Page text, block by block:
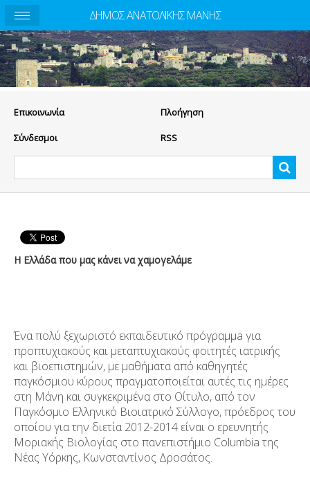
Eπικοινωνία Πλοήγηση
Σύνδεσμοι RSS
Η Ελλάδα που μας κάνει να χαμογελάμε
Ένα πολύ ξεχωριστό εκπαιδευτικό πρόγραμμa για
προπτυχιακούς και μεταπτυχιακούς φοιτητές ιατρικής
και βιοεπιστημών, με μαθήματα από καθηγητές
παγκόσμιου κύρους πραγματοποιείται αυτές τις ημέρες
στη Μάνη και συγκεκριμένα στο Οίτυλο, από τον
Παγκόσμιο Ελληνικό Βιοιατρικό Σύλλογο, πρόεδρος του
οποίου για την διετία 2012-2014 είναι ο ερευνητής
Μοριακής Βιολογίας στο πανεπιστήμιο Columbia της
Νέας Υόρκης, Κωνσταντίνος Δροσάτος.
ΔΗΜΟΣ ΑΝΑΤΟΛΙΚΗΣ ΜΑΝΗΣ